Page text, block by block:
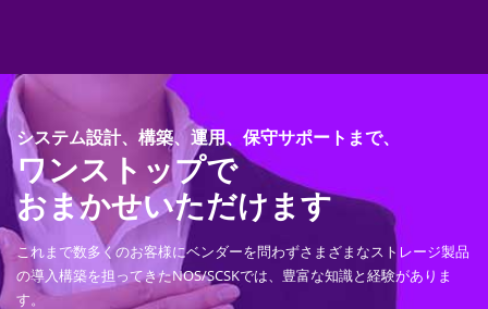
システム設計、構築、運用、保守サポートまで、
ワンストップで
おまかせいただけます
これまで数多くのお客様にベンダーを問わずさまざまなストレージ製品
の導入構築を担ってきたNOS/SCSKでは、豊富な知識と経験がありま
す。